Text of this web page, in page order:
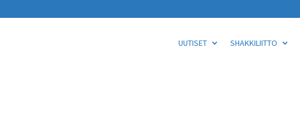
UUTISET SHAKKILIITTO